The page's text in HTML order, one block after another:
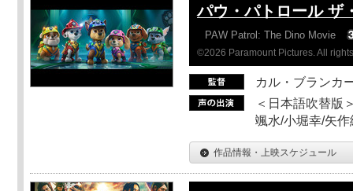
パウ・パトロール ザ
PAW Patrol: The Dino Movie
©2026 Paramount Pictures. All
カル・ブランカ
＜日本語吹替版
颯水/小堀幸/矢作
作品情報・上映スケジュール